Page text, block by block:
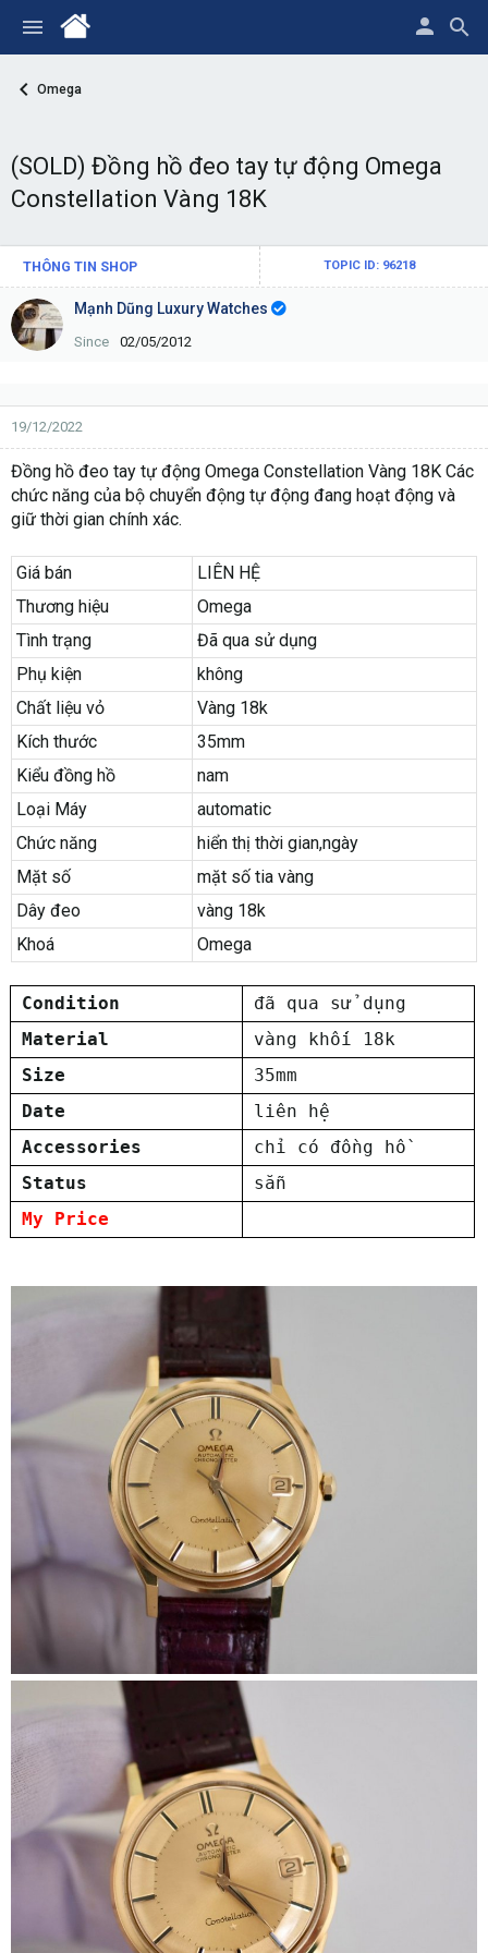
Omega
(SOLD) Đồng hồ đeo tay tự động Omega
Constellation Vàng 18K
THÔNG TIN SHOP TOPIC ID: 96218
Mạnh Dũng Luxury Watches
Since 02/05/2012
19/12/2022
Đồng hồ đeo tay tự động Omega Constellation Vàng 18K Các
chức năng của bộ chuyển động tự động đang hoạt động và
giữ thời gian chính xác.
Giá bán
LIÊN HỆ
Thương hiệu
Omega
Tình trạng
Đã qua sử dụng
Phụ kiện
không
Chất liệu vỏ
Vàng 18k
Kích thước
35mm
Kiểu đồng hồ
nam
Loại Máy
automatic
Chức năng
hiển thị thời gian,ngày
Mặt số
mặt số tia vàng
Dây đeo
vàng 18k
Khoá
Omega
Condition
đã qua sử dụng
Material
vàng khối 18k
Size
35mm
Date
liên hệ
Accessories
chỉ có đồng hồ
Status
sẵn
My Price